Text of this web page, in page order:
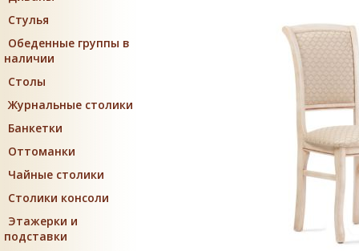
Стулья
Обеденные группы в
наличии
Столы
Журнальные столики
Банкетки
Оттоманки
Чайные столики
Столики консоли
Этажерки и
подставки